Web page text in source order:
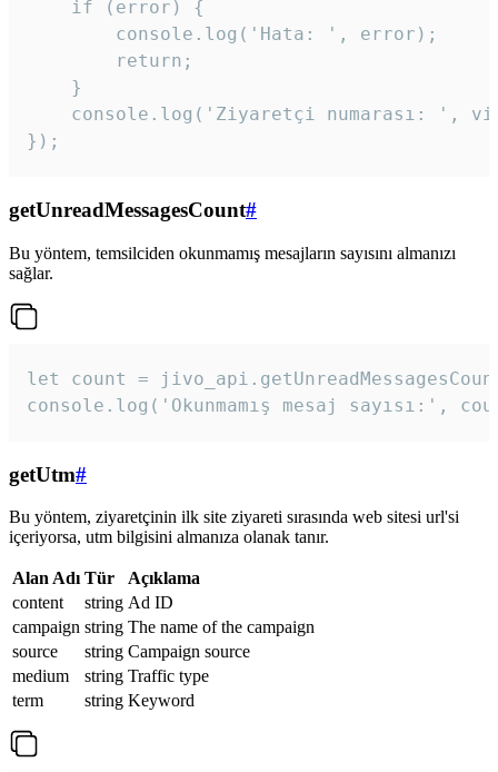
    if (error) {
        console.log('Hata: ', error);
        return;
    }
console.log('Ziyaretçi numarası: ',
});
getUnreadMessagesCount#
Bu yöntem, temsilciden okunmamış mesajların sayısını almanızı
sağlar.
let count =
console.log('Okunmamış mesaj sayısı:',
getUtm#
Bu yöntem, ziyaretçinin ilk site ziyareti sırasında web sitesi url'si
içeriyorsa, utm bilgisini almanıza olanak tanır.
Alan Adı Tür
Açıklama
content
string Ad ID
campaign string The name of the campaign
source
string Campaign source
medium
string Traffic type
term
string Keyword